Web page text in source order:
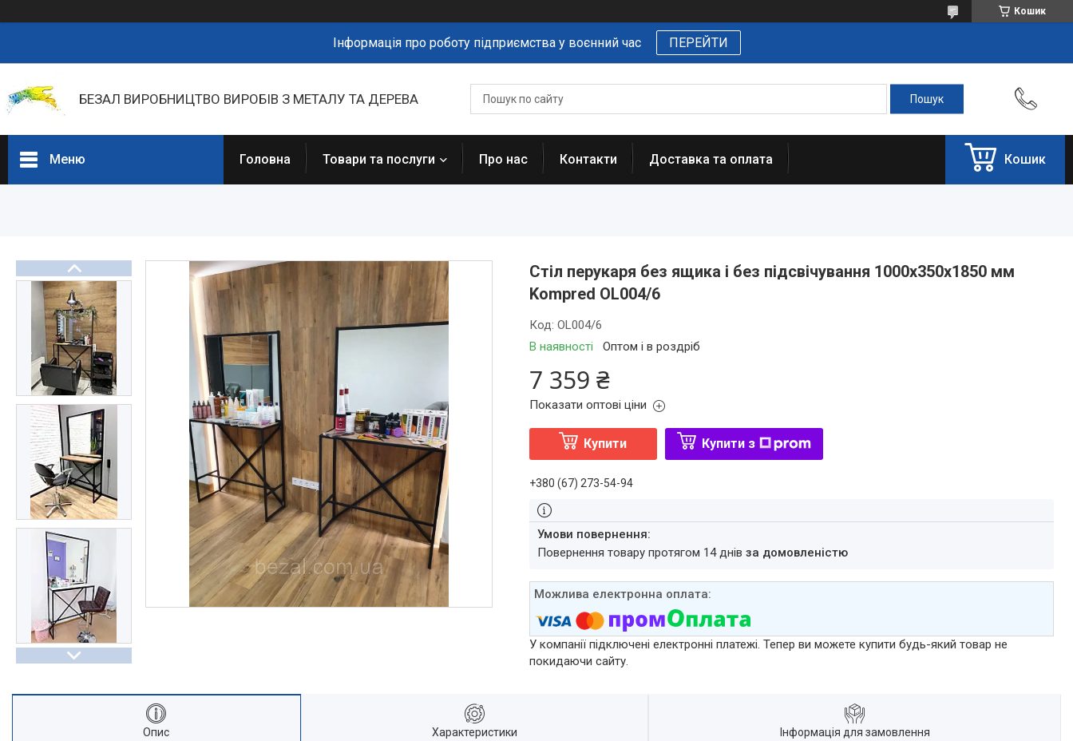
Кошик
Інформація про роботу підприємства у воєнний час ПЕРЕЙТИ
БЕЗАЛ ВИРОБНИЦТВО ВИРОБІВ З МЕТАЛУ ТА ДЕРЕВА
Меню
Прайс-листи
Новини
Презентації та документи
Про нас
Відгуки
Часті запитання
Доставка та оплата
Головна Товари та послуги Про нас Контакти Доставка та оплата Кошик
Стіл перукаря без ящика і без підсвічування 1000х350х1850 мм
Kompred OL004/6
В наявності Оптом і в роздріб
Код: OL004/6
7 359 ₴
Показати оптові ціни
Купити Купити з
+380 (67) 273-54-94
повернення товару протягом 14 днів за домовленістю
У компанії підключені електронні платежі. Тепер ви можете купити будь-який товар не
покидаючи сайту.
Опис Характеристики Інформація для замовлення